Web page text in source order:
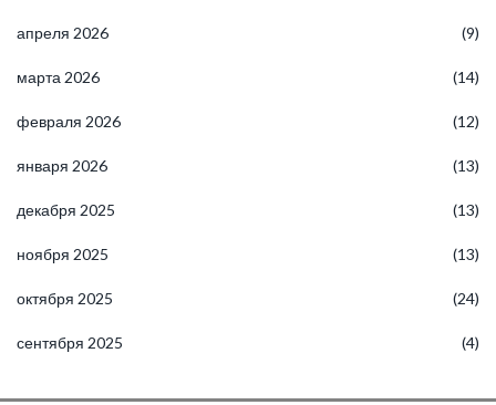
апреля 2026 (9)
марта 2026 (14)
февраля 2026 (12)
января 2026 (13)
декабря 2025 (13)
ноября 2025 (13)
октября 2025 (24)
сентября 2025 (4)